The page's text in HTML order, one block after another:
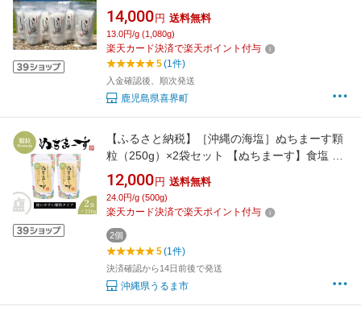
14,000 円 送料無料
13.0円/g (1,080g)
楽天カード決済で楽天ポイント付与
5(1件)
入金確認後、順次発送
鹿児島県喜界町
【ふるさと納税】［沖縄の海塩］ぬちまーす顆
粒（250g）×2袋セット 【ぬちまーす】食塩 塩
調味料 食卓塩 顆粒 シーソルト 人気返礼品 海塩
沖縄 うるま市 果報バンタ
12,000 円 送料無料
24.0円/g (500g)
楽天カード決済で楽天ポイント付与
2個
5(1件)
決済確認から14日前後で発送
沖縄県うるま市